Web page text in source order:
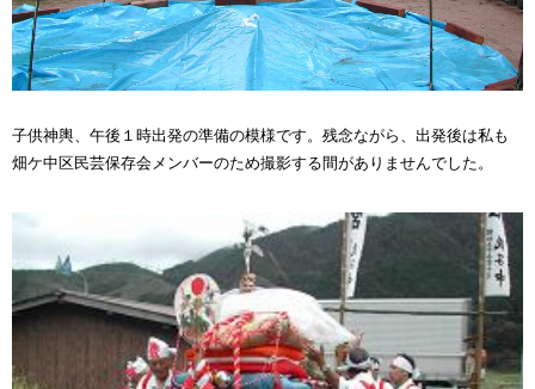
子供神輿、午後１時出発の準備の模様です。残念ながら、出発後は私も
畑ケ中区民芸保存会メンバーのため撮影する間がありませんでした。